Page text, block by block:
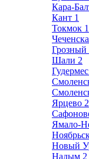
Кара-
Кант 1
Токмок 1
Грозный
Шали 2
Гудермес
Ярцево 2
Ямало-
Новый
Надым 2